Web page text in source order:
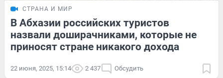
СТРАНА И МИР
В Абхазии российских туристов
назвали доширачниками, которые не
приносят стране никакого дохода
22 июня, 2025, 15:14 2 437 Обсудить